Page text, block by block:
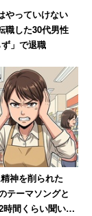
やっていけない
職した30代男性
」で退職
神を削られた
テーマソングと
時間くらい聞いて